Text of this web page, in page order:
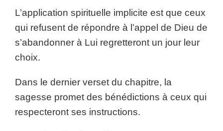
L’application spirituelle implicite est que ceux
qui refusent de répondre à l’appel de Dieu de
s’abandonner à Lui regretteront un jour leur
choix.
Dans le dernier verset du chapitre, la
sagesse promet des bénédictions à ceux qui
respecteront ses instructions.